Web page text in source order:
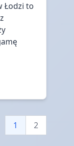
Łodzi to
1 2